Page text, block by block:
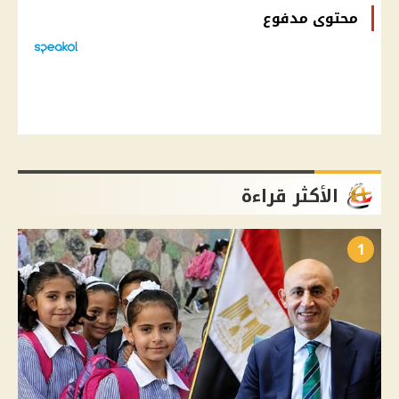
محتوى مدفوع
الأكثر قراءة
1